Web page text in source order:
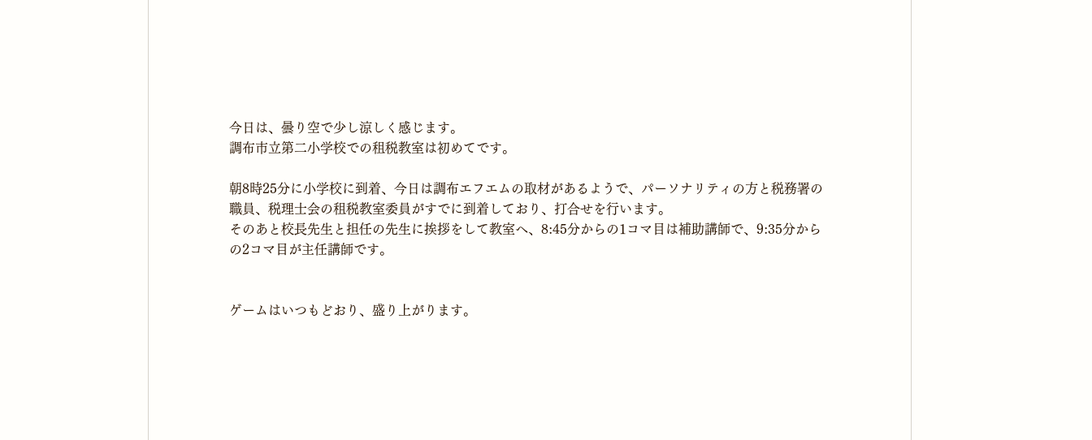
今日は、曇り空で少し涼しく感じます。
朝8時25分に小学校に到着、今日は調布エフエムの取材があるようで、パーソナリティの方と税務署の
職員、税理士会の租税教室委員がすでに到着しており、打合せを行います。
そのあと校長先生と担任の先生に挨拶をして教室へ、8:45分からの1コマ目は補助講師で、9:35分から
の2コマ目が主任講師です。
ゲームはいつもどおり、盛り上がります。